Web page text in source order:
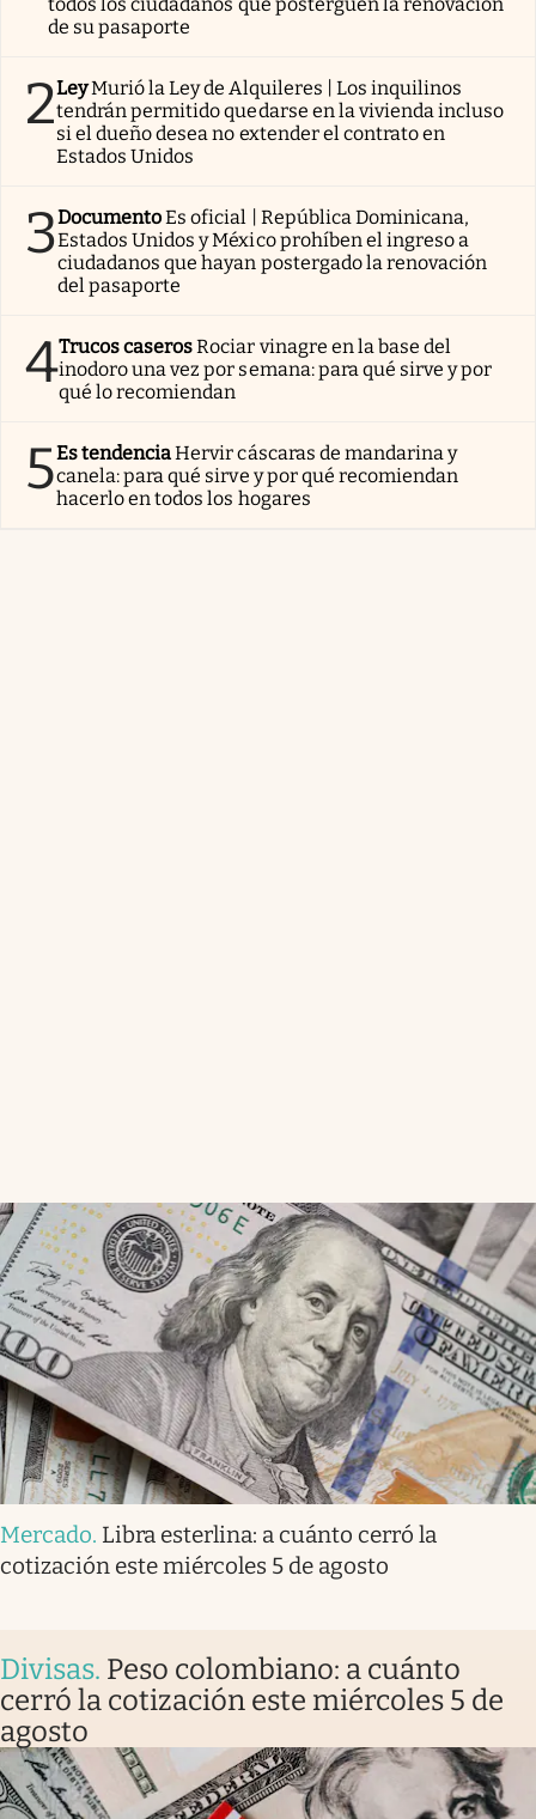
de su pasaporte
2LeyMurió la Ley de Alquileres | Los inquilinos
tendrán permitido quedarse en la vivienda incluso
si el dueño desea no extender el contrato en
Estados Unidos
3DocumentoEs oficial | República Dominicana,
Estados Unidos y México prohíben el ingreso a
ciudadanos que hayan postergado la renovación
del pasaporte
4Trucos caserosRociar vinagre en la base del
inodoro una vez por semana: para qué sirve y por
qué lo recomiendan
5Es tendenciaHervir cáscaras de mandarina y
canela: para qué sirve y por qué recomiendan
hacerlo en todos los hogares
Mercado. Libra esterlina: a cuánto cerró la
cotización este miércoles 5 de agosto
Divisas. Peso colombiano: a cuánto
cerró la cotización este miércoles 5 de
agosto